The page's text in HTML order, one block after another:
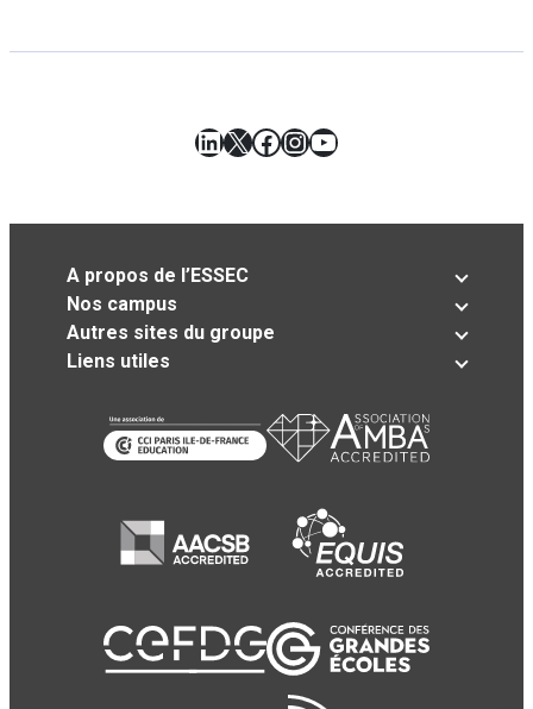
LinkedIn
X Facebook
Instagram
YouTube
A propos de l’ESSEC
Nos campus
Autres sites du groupe
Liens utiles